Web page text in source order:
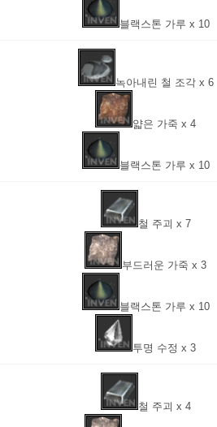
블랙스톤 가루 x 10
녹아내린 철 조각 x 6
얇은 가죽 x 4
블랙스톤 가루 x 10
철 주괴 x 7
부드러운 가죽 x 3
블랙스톤 가루 x 10
투명 수정 x 3
철 주괴 x 4